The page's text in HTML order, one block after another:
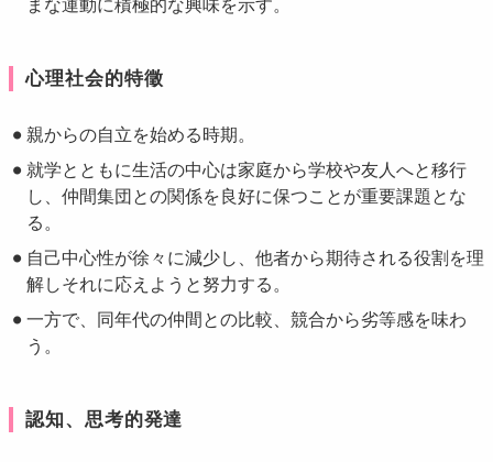
まな運動に積極的な興味を示す。
心理社会的特徵
親からの自立を始める時期。
就学とともに生活の中心は家庭から学校や友人へと移行
し、仲間集団との関係を良好に保つことが重要課題とな
る。
自己中心性が徐々に減少し、他者から期待される役割を理
解しそれに応えようと努力する。
一方で、同年代の仲間との比較、競合から劣等感を味わ
う。
認知、思考的発達